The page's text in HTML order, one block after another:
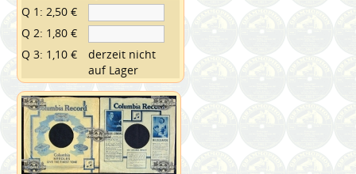
Q 1: 2,50 €
Q 2: 1,80 €
Q 3: 1,10 €
derzeit nicht
auf Lager